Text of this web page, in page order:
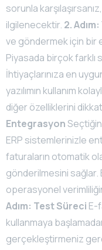
sorunla
ilgilenecektir. 2.
ve göndermek için bir
Piyasada birçok farklı
İhtiyaçlarınıza en
yazılımın kullanım
diğer özelliklerini
Entegrasyon
ERP sistemlerinizle
faturaların otomatik
gönderilmesini
operasyonel
Adım: Test Süreci E-
kullanmaya
gerçekleştirmeniz